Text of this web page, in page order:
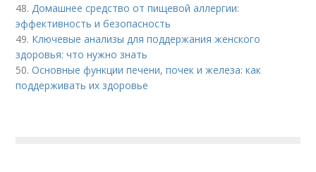
48. Домашнее средство от пищевой аллергии:
эффективность и безопасность
49. Ключевые анализы для поддержания женского
здоровья: что нужно знать
50.Основные функции печени, почек и железа: как
поддерживать их здоровье